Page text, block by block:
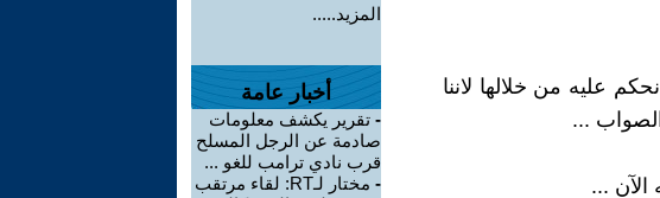
عليه من خلالها لاننا
...
الآن ...
المزيد.....
أخبار عامة
- تقرير يكشف معلومات
صادمة عن الرجل المسلح
قرب نادي ترامب للغو ...
-
مختار لـRT: لقاء مرتقب